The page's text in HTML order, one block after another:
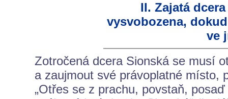
II. Zajatá
vysvobozena,
ve
Zotročená dcera Sionská se musí
a zaujmout své právoplatné místo,
„Otřes se z prachu, povstaň,